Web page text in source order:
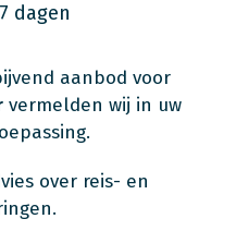
dagen
aanbod voor
vermelden wij in uw
over reis- en